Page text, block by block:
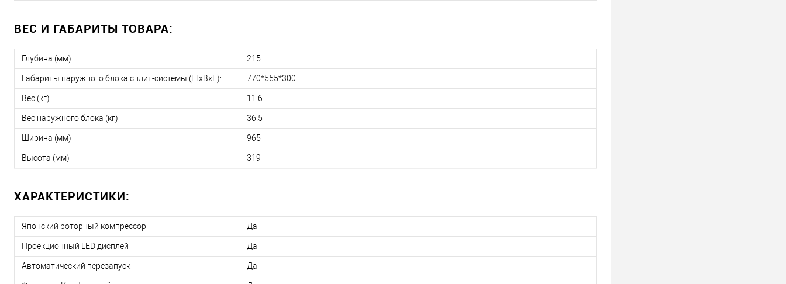
ВЕС И ГАБАРИТЫ ТОВАРА:
Глубина (мм) 215
Габариты наружного блока сплит-системы (ШxВxГ): 770*555*300
Вес (кг) 11.6
Вес наружного блока (кг) 36.5
Ширина (мм) 965
Высота (мм) 319
ХАРАКТЕРИСТИКИ:
Японский роторный компрессор Да
Проекционный LED дисплей Да
Автоматический перезапуск Да